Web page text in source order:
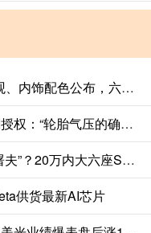
启兴网 极氪 9X 五座版 SUV 外观、内饰配色公布，六座版也能选新色
红河配资 赛轮轮胎获得发明专利授权：“轮胎气压的确定方法、装置及电子设备”
联富配资 东风华为联手造“价格屠夫”？20万内大六座SUV，理想L8还坐得住吗？
供货最新AI芯片